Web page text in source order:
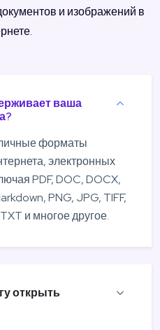
и изображений в
ваша
форматы
электронных
PDF, DOC, DOCX,
PNG, JPG, TIFF,
и многое другое.
открыть